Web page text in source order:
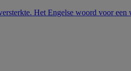
Het Engelse woord voor een